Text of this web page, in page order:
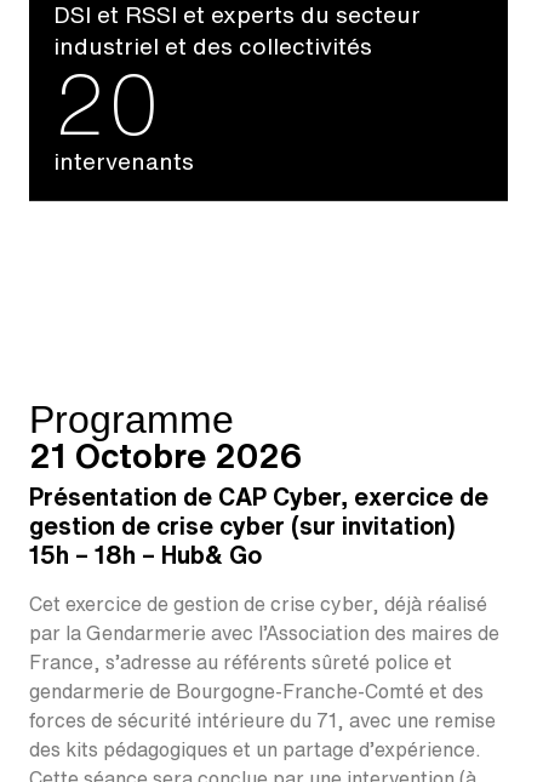
DSI et RSSI et experts du secteur
industriel et des collectivités
intervenants
20
Programme
21 Octobre 2026
Présentation de CAP Cyber, exercice de
gestion de crise cyber (sur invitation)
15h – 18h – Hub& Go
Cet exercice de gestion de crise cyber, déjà réalisé
par la Gendarmerie avec l’Association des maires de
France,
s’adresse au référents sûreté police et
gendarmerie de Bourgogne-Franche-Comté et des
forces de sécurité intérieure du 71, avec une remise
des kits pédagogiques et un partage d’expérience.
Cette séance sera conclue par une intervention (à